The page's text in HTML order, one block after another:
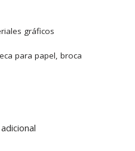
gráficos
para papel broca